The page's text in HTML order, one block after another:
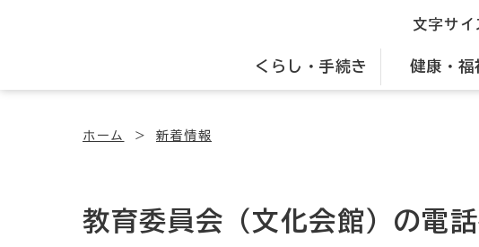
くらし・手続き 健康・福
文字サイ
ホーム 新着情報
教育委員会（文化会館）の電